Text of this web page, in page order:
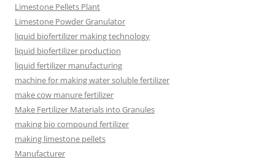
Limestone Pellets Plant
Limestone Powder Granulator
liquid biofertilizer making technology
liquid biofertilizer production
liquid fertilizer manufacturing
machine for making water soluble fertilizer
make cow manure fertilizer
Make Fertilizer Materials into Granules
making bio compound fertilizer
making limestone pellets
Manufacturer